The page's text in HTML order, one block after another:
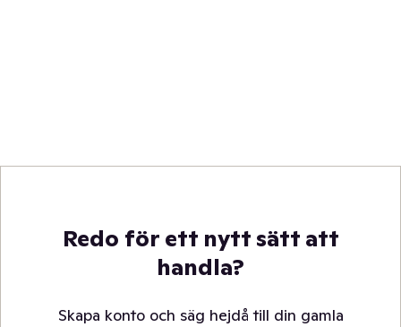
Redo för ett nytt sätt att
handla?
Skapa konto och säg hejdå till din gamla